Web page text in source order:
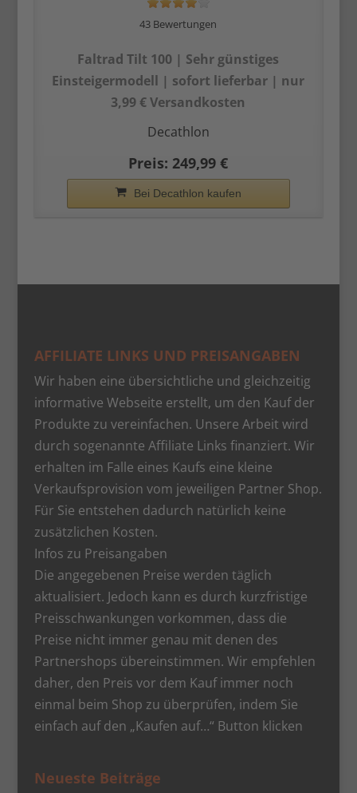
43 Bewertungen
Faltrad Tilt 100 | Sehr günstiges
Einsteiger­modell | sofort lieferbar | nur
3,99 € Versandkosten
Decathlon
Preis: 249,99 €
Bei Decathlon kaufen
AFFILIATE LINKS UND PREISANGABEN
Wir haben eine übersichtliche und gleichzeitig
informative Webseite erstellt, um den Kauf der
Produkte zu vereinfachen. Unsere Arbeit wird
durch sogenannte Affiliate Links finanziert. Wir
erhalten im Falle eines Kaufs eine kleine
Verkaufsprovision vom jeweiligen Partner Shop.
Für Sie entstehen dadurch natürlich keine
zusätzlichen Kosten.
Infos zu Preisangaben
Die angegebenen Preise werden täglich
aktualisiert. Jedoch kann es durch kurzfristige
Preisschwankungen vorkommen, dass die
Preise nicht immer genau mit denen des
Partnershops übereinstimmen. Wir empfehlen
daher, den Preis vor dem Kauf immer noch
einmal beim Shop zu überprüfen, indem Sie
einfach auf den „Kaufen auf…“ Button klicken
Neueste Beiträge